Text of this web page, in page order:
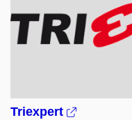
Triexpert